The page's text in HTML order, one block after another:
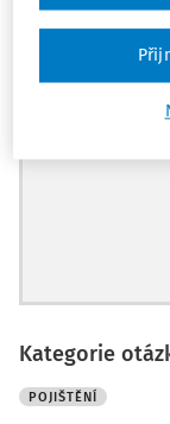
Kategorie
POJIŠTĚNÍ